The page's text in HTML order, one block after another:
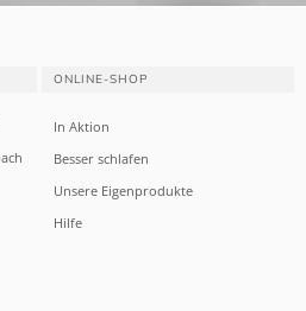
ONLINE-SHOP
In Aktion
Besser schlafen
Unsere Eigenprodukte
Hilfe